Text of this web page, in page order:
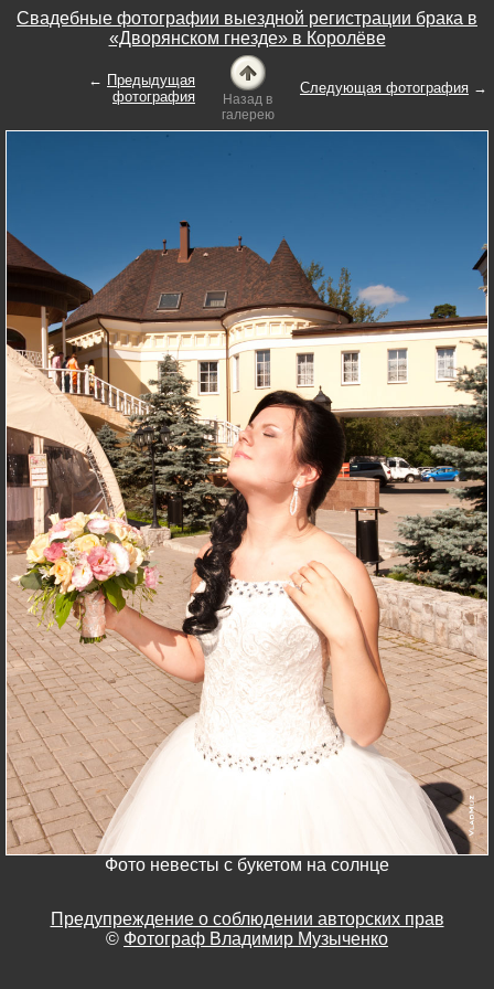
Свадебные фотографии выездной регистрации брака в
«Дворянском гнезде» в Королёве
← Предыдущая
фотография
Назад в
галерею
Следующая фотография →
Фото невесты с букетом на солнце
Предупреждение о соблюдении авторских прав
© Фотограф Владимир Музыченко